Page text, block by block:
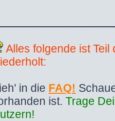
Alles folgende ist
in die FAQ!
ist. Trage